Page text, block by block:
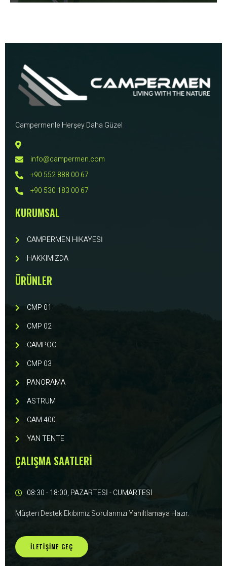
Campermenle Herşey Daha Güzel
info@campermen.com
+90 552 888 00 67
+90 530 183 00 67
KURUMSAL
CAMPERMEN HİKAYESİ
HAKKIMIZDA
ÜRÜNLER
CMP 01
CMP 02
CAMPOO
CMP 03
PANORAMA
ASTRUM
CAM 400
YAN TENTE
ÇALIŞMA SAATLERİ
08:30 - 18:00, PAZARTESİ - CUMARTESİ
Müşteri Destek Ekibimiz Sorularınızı Yanıltlamaya Hazır.
İLETIŞIME GEÇ